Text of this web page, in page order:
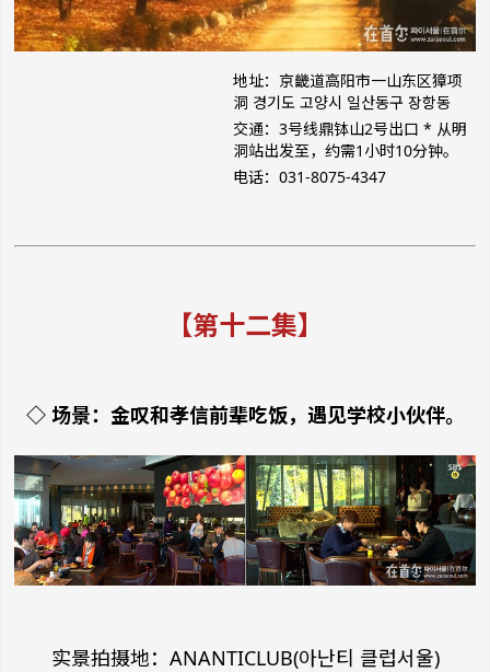
地址：京畿道高阳市一山东区獐项
洞 경기도 고양시 일산동구 장항동
交通：3号线鼎钵山2号出口 * 从明
洞站出发至，约需1小时10分钟。
电话：031-8075-4347
【第十二集】
◇ 场景：金叹和孝信前辈吃饭，遇见学校小伙伴。
实景拍摄地：ANANTICLUB(아난티 클럽서울)